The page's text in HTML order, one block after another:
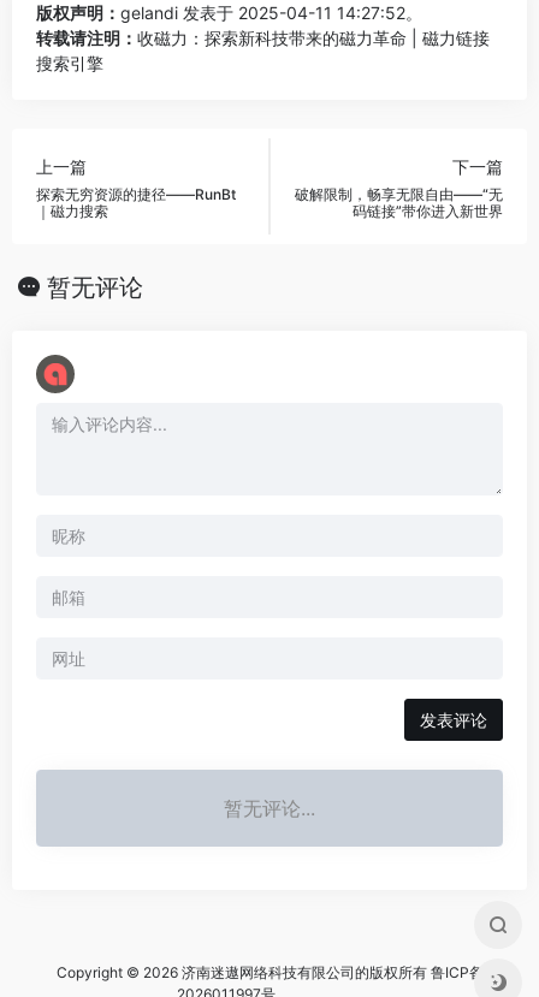
版权声明： gelandi 发表于 2025-04-11 14:27:52。
转载请注明： 收磁力：探索新科技带来的磁力革命 | 磁力链接
搜索引擎
上一篇
探索无穷资源的捷径——RunBt
｜磁力搜索
下一篇
破解限制，畅享无限自由——“无
码链接”带你进入新世界
暂无评论
暂无评论...
Copyright © 2026 济南迷遨网络科技有限公司的版权所有 鲁ICP备